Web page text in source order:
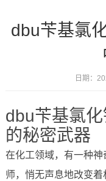
dbu苄基氯
日期：
dbu苄基氯
的秘密武器
在化工领域，有一种
师，悄无声息地改变